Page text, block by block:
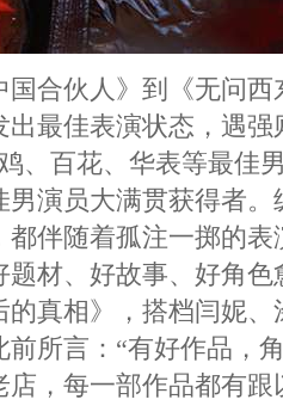
合伙人》到《无问西
最佳表演状态，遇强
、百花、华表等最佳
男演员大满贯获得者
都伴随着孤注一掷的
材、好故事、好角
的真相》，搭档闫妮
所言：“有好作品，
，每一部作品都有跟